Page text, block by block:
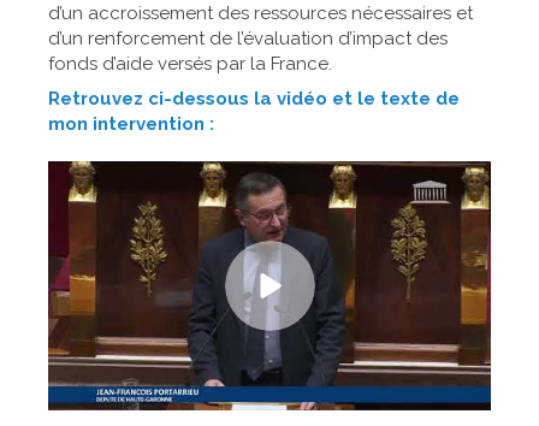
d’un accroissement des ressources nécessaires et
d’un renforcement de l’évaluation d’impact des
fonds d’aide versés par la France.
Retrouvez ci-dessous la vidéo et le texte de
mon intervention :